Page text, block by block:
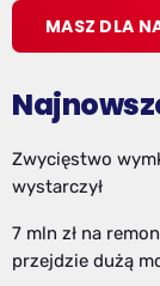
MASZ DLA
Zwycięstwo
wystarczył
7 mln zł na
przejdzie dużą